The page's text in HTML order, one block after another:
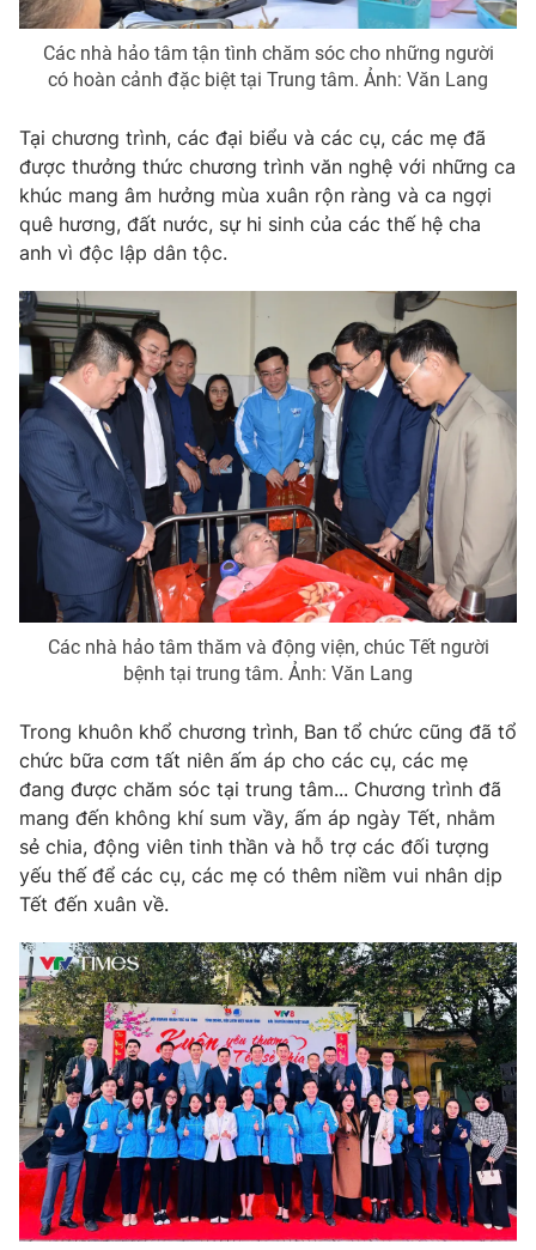
Thị trường
Tư vấn
Lịch phát sóng
Emagazine Podcast
Photo Infographic
Video Shorts video
VTV Money VTV Thể thao
VTV Sức khoẻ Bất động sản
Thị trường 24h Tấm lòng Việt
Vươn mình bằng AI
VTV9 VTV8
THỜI BÁO VTV
Theo dõi báo trên
Cơ quan chủ quản:Đài Truyền hình Việt Nam
Cơ quan báo chí:Thời báo VTV
Giấy phép hoạt động báo in và báo điện tử số 483/GP-BTTTT
cấp ngày 29/12/2023
Tổng Biên tập:Vũ Thanh Thủy
Phó Tổng Biên tập: Nguyễn Thị Mỹ Hạnh, Phạm Quốc Thắng,
Nguyễn Trọng Ninh
Tổng đài VTV:024.38 355 931 - 024.38 355 932
Các nhà hảo tâm tận tình chăm sóc cho những người
có hoàn cảnh đặc biệt tại Trung tâm. Ảnh: Văn Lang
Tại chương trình, các đại biểu và các cụ, các mẹ đã
được thưởng thức chương trình văn nghệ với những ca
khúc mang âm hưởng mùa xuân rộn ràng và ca ngợi
quê hương, đất nước, sự hi sinh của các thế hệ cha
anh vì độc lập dân tộc.
Các nhà hảo tâm thăm và động viện, chúc Tết người
bệnh tại trung tâm. Ảnh: Văn Lang
Trong khuôn khổ chương trình, Ban tổ chức cũng đã tổ
chức bữa cơm tất niên ấm áp cho các cụ, các mẹ
đang được chăm sóc tại trung tâm... Chương trình đã
mang đến không khí sum vầy, ấm áp ngày Tết, nhằm
sẻ chia, động viên tinh thần và hỗ trợ các đối tượng
yếu thế để các cụ, các mẹ có thêm niềm vui nhân dịp
Tết đến xuân về.